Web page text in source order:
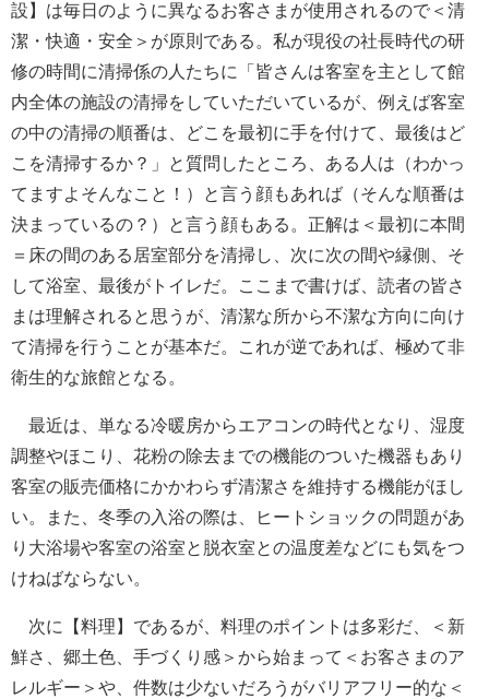
設】は毎日のように異なるお客さまが使用されるので＜清
潔・快適・安全＞が原則である。私が現役の社長時代の研
修の時間に清掃係の人たちに「皆さんは客室を主として館
内全体の施設の清掃をしていただいているが、例えば客室
の中の清掃の順番は、どこを最初に手を付けて、最後はど
こを清掃するか？」と質問したところ、ある人は（わかっ
てますよそんなこと！）と言う顔もあれば（そんな順番は
決まっているの？）と言う顔もある。正解は＜最初に本間
＝床の間のある居室部分を清掃し、次に次の間や縁側、そ
して浴室、最後がトイレだ。ここまで書けば、読者の皆さ
まは理解されると思うが、清潔な所から不潔な方向に向け
て清掃を行うことが基本だ。これが逆であれば、極めて非
衛生的な旅館となる。
最近は、単なる冷暖房からエアコンの時代となり、湿度
調整やほこり、花粉の除去までの機能のついた機器もあり
客室の販売価格にかかわらず清潔さを維持する機能がほし
い。また、冬季の入浴の際は、ヒートショックの問題があ
り大浴場や客室の浴室と脱衣室との温度差などにも気をつ
けねばならない。
次に【料理】であるが、料理のポイントは多彩だ、＜新
鮮さ、郷土色、手づくり感＞から始まって＜お客さまのア
レルギー＞や、件数は少ないだろうがバリアフリー的な＜